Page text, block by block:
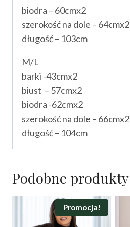
biodra – 60cmx2
szerokość na dole – 64cmx2
długość – 103cm
M/L
barki -43cmx2
biust – 57cmx2
biodra -62cmx2
szerokość na dole – 66cmx2
długość – 104cm
Podobne produkty
Promocja!